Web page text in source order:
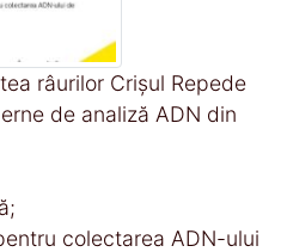
râurilor Crișul Repede
de analiză ADN din
colectarea ADN-ului